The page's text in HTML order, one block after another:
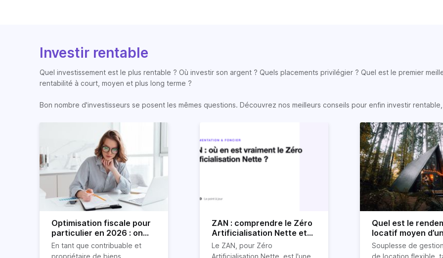
Investir rentable
Quel investissement est le plus rentable ? Où investir son argent ? Quels placements privilégier ? Quel est le premier
rentabilité à court, moyen et plus long terme ?
Bon nombre d'investisseurs se posent les mêmes questions. Découvrez nos meilleurs conseils pour enfin investir
Optimisation fiscale pour
particulier en 2026 : on
vous explique tout
En tant que contribuable et
ZAN : comprendre le Zéro
Artificialisation Nette et
son impact sur l'immobilier
Le ZAN, pour Zéro
Quel est le
locatif moyen
location Airbnb ?
Souplesse de